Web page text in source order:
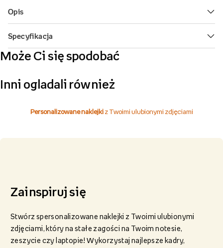
Może Ci się spodobać
Inni ogladali również
Personalizowane naklejkiz Twoimi ulubionymi zdjęciami
Zainspiruj się
Stwórz spersonalizowane naklejki z Twoimi ulubionymi
zdjęciami, który na stałe zagości na Twoim notesie,
zeszycie czy laptopie! Wykorzystaj najlepsze kadry,